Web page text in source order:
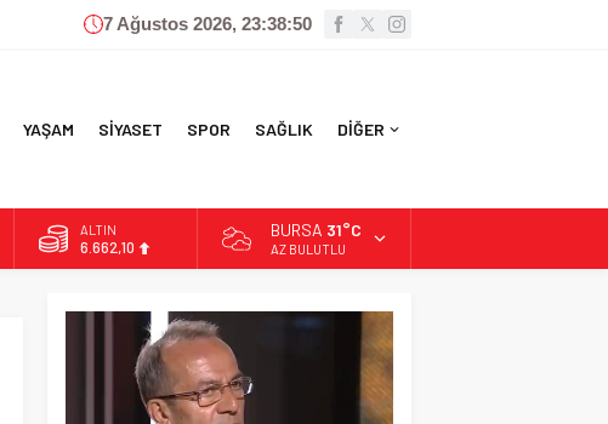
7 Ağustos 2026, 23:38:51
YAŞAM SİYASET SPOR SAĞLIK DİĞER
ALTIN
6.662,10
13.779,39
BURSA 31°C
AZ BULUTLU